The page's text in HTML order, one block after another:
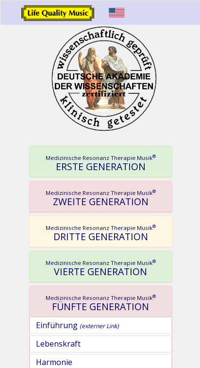
Medizinische Resonanz Therapie Musik®
ERSTE GENERATION
Medizinische Resonanz Therapie Musik®
ZWEITE GENERATION
Medizinische Resonanz Therapie Musik®
DRITTE GENERATION
Medizinische Resonanz Therapie Musik®
VIERTE GENERATION
Medizinische Resonanz Therapie Musik®
FÜNFTE GENERATION
Einführung (externer Link)
Lebenskraft
Harmonie